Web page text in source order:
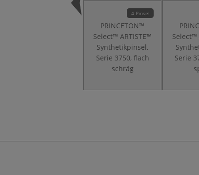
4 Pinsel
PRINCETON™
Select™ ARTISTE™
Synthetikpinsel,
Serie 3750, flach
schräg
Select™
Serie